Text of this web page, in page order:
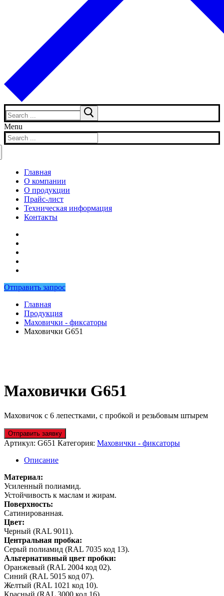
Search
for:
Menu
Search
for:
Главная
О компании
О продукции
Прайс-лист
Техническая информация
Контакты
Отправить запрос
Главная
Продукция
Маховички - фиксаторы
Маховички G651
Маховички G651
Маховичок с 6 лепестками, с пробкой и резьбовым штырем
Отправить заявку
Артикул: G651 Категория: Маховички - фиксаторы
Описание
Материал:
Усиленный полиамид.
Устойчивость к маслам и жирам.
Поверхность:
Сатинированная.
Цвет:
Черный (RAL 9011).
Центральная пробка:
Серый полиамид (RAL 7035 код 13).
Альтернативный цвет пробки:
Оранжевый (RAL 2004 код 02).
Синий (RAL 5015 код 07).
Желтый (RAL 1021 код 10).
Красный (RAL 3000 код 16).